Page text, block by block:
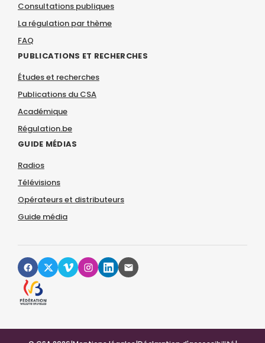
Consultations publiques
La régulation par thème
FAQ
PUBLICATIONS ET RECHERCHES
Études et recherches
Publications du CSA
Académique
Régulation.be
GUIDE MÉDIAS
Radios
Télévisions
Opérateurs et distributeurs
Guide média